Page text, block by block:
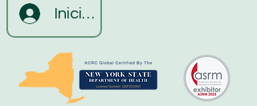
Iniciar sesión